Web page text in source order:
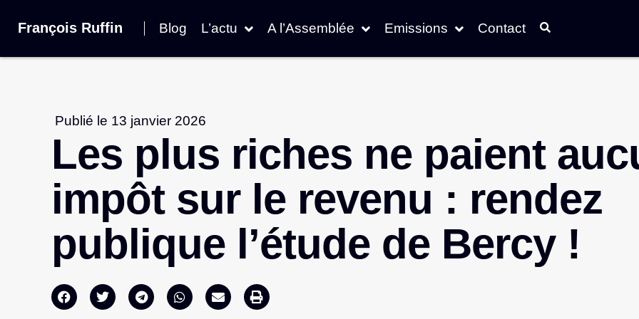
François Ruffin Blog L’actu A l’Assemblée Emissions Contact
Publié le 13 janvier 2026
Les plus riches ne paient
impôt sur le revenu : rendez
publique l’étude de Bercy !